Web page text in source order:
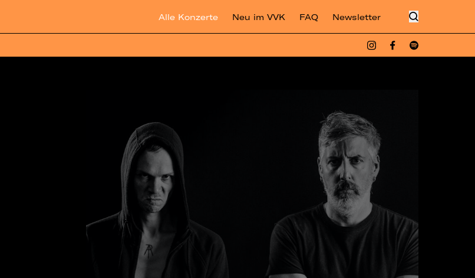
Alle Konzerte Neu im VVK FAQ Newsletter